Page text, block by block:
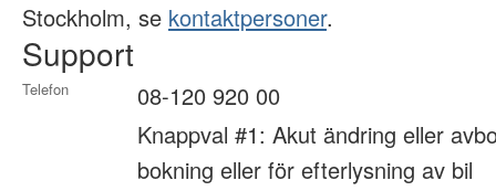
Stockholm, se kontaktpersoner.
Support
Telefon
08-120 920 00
Knappval #1: Akut ändring eller
bokning eller för efterlysning av bil